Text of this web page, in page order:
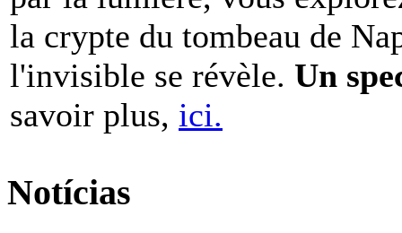
la crypte du tombeau de
l'invisible se révèle. Un
savoir plus, ici.
Notícias